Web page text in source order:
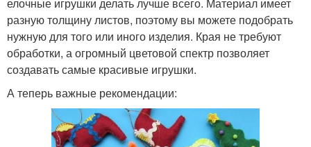
разную толщину листов, поэтому вы можете подобрать
нужную для того или иного изделия. Края не требуют
обработки, а огромный цветовой спектр позволяет
создавать самые красивые игрушки.
А теперь важные рекомендации: